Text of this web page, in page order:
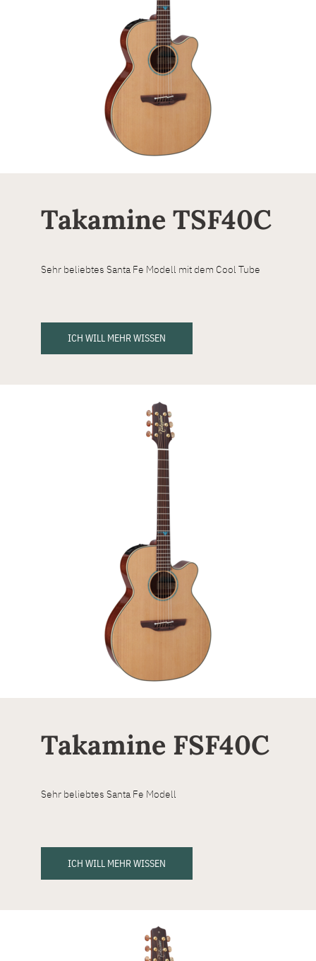
Takamine TSF40C
Sehr beliebtes Santa Fe Modell mit dem Cool Tube
ICH WILL MEHR WISSEN
Takamine FSF40C
Sehr beliebtes Santa Fe Modell
ICH WILL MEHR WISSEN